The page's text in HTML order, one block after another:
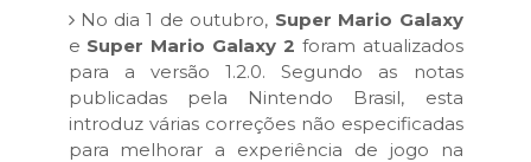
No dia 1 de outubro, Super Mario Galaxy
e Super Mario Galaxy 2 foram atualizados
para a versão 1.2.0. Segundo as notas
publicadas pela Nintendo Brasil, esta
introduz várias correções não especificadas
para melhorar a experiência de jogo na